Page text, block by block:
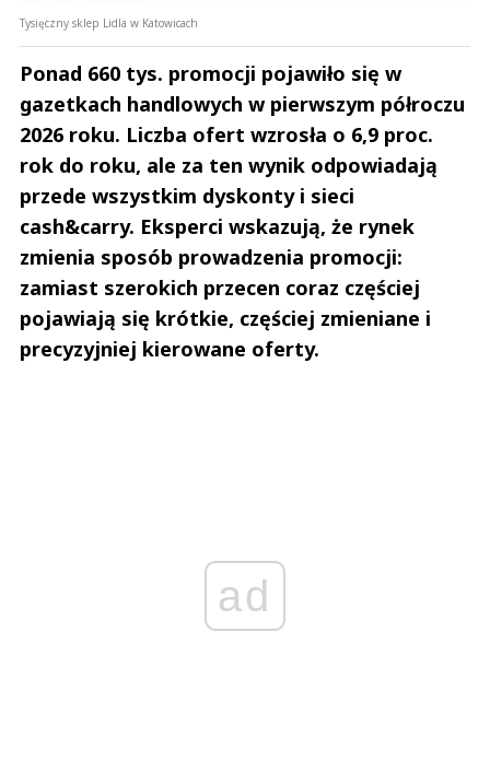
Tysięczny sklep Lidla w Katowicach
Ponad 660 tys. promocji pojawiło się w
gazetkach handlowych w pierwszym półroczu
2026 roku. Liczba ofert wzrosła o 6,9 proc.
rok do roku, ale za ten wynik odpowiadają
przede wszystkim dyskonty i sieci
cash&carry. Eksperci wskazują, że rynek
zmienia sposób prowadzenia promocji:
zamiast szerokich przecen coraz częściej
pojawiają się krótkie, częściej zmieniane i
precyzyjniej kierowane oferty.
ad